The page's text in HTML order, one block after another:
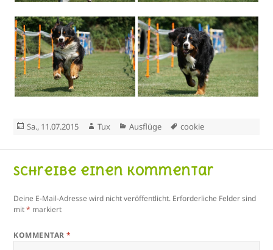
Veröffentlicht
Sa., 11.07.2015 Autor
Tux Kategorien
Ausflüge Schlagwörter
cookie
Schreibe einen Kommentar
Deine E-Mail-Adresse wird nicht veröffentlicht. Erforderliche Felder sind
mit* markiert
KOMMENTAR*